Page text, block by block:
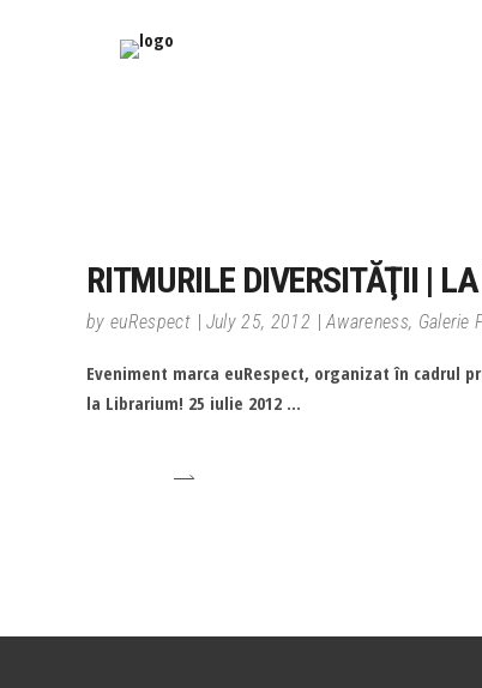
RITMURILE DIVERSITĂŢII |
by euRespect July 25, 2012 Awareness, Galerie
Eveniment marca euRespect, organizat în cadrul
la Librarium! 25 iulie 2012